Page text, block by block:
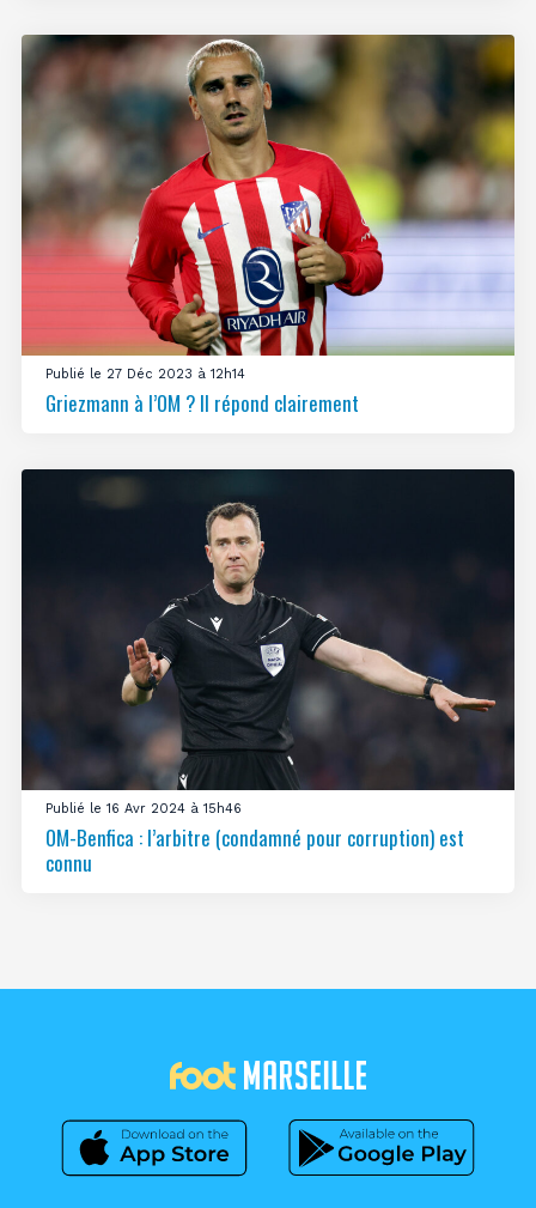
Publié le 27 Déc 2023 à 12h14
Griezmann à l’OM ? Il répond clairement
Publié le 16 Avr 2024 à 15h46
OM-Benfica : l’arbitre (condamné pour corruption) est
connu